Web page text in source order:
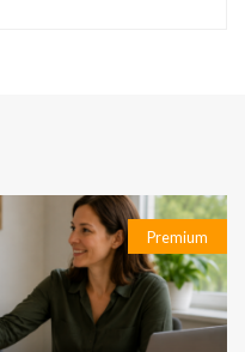
Premium